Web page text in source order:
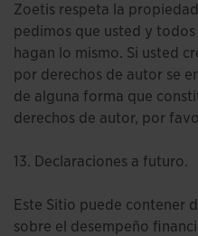
Zoetis respeta la
pedimos que usted y
hagan lo mismo. Si usted
por derechos de autor se
de alguna forma que
derechos de autor, por
13. Declaraciones a futuro.
Este Sitio puede contener
sobre el desempeño